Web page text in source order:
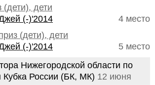
дети
4 место
(-)'2014
(дети), дети
5 место
(-)'2014
Нижегородской области по
Кубка России (БК, МК) 12 июня